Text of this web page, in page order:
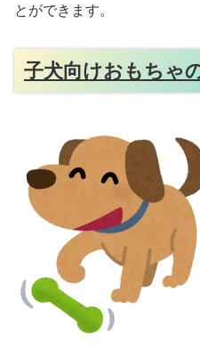
とができます。
子犬向けおもちゃ